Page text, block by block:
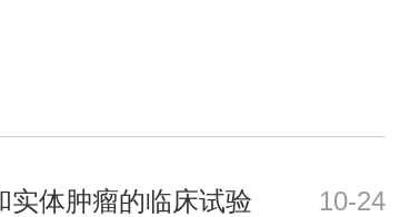
实体肿瘤的临床试验 10-24